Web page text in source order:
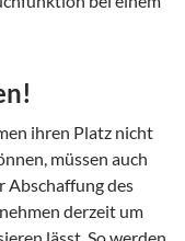
ihren Platz nicht
müssen auch
Abschaffung des
derzeit um